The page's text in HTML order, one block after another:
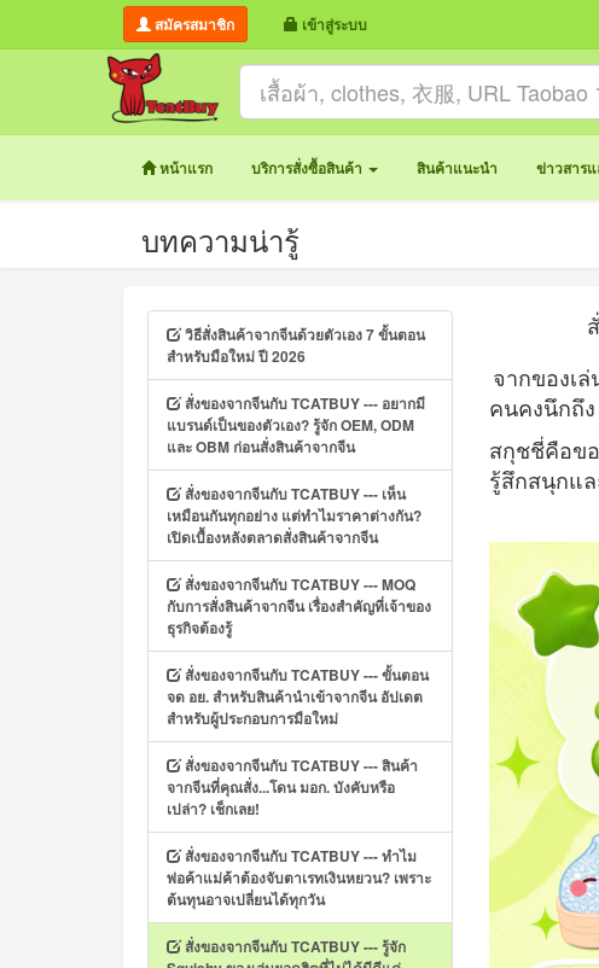
สมัครสมาชิก เข้าสู่ระบบ
หน้าแรก บริการสั่งซื้อสินค้า สินค้าแนะนำ ข่าวสาร
บทความน่ารู้
วิธีสั่งสินค้าจากจีนด้วยตัวเอง 7 ขั้นตอน
สำหรับมือใหม่ ปี 2026
สั่งของจากจีนกับ TCATBUY --- อยากมี
แบรนด์เป็นของตัวเอง? รู้จัก OEM, ODM
และ OBM ก่อนสั่งสินค้าจากจีน
สั่งของจากจีนกับ TCATBUY --- เห็น
เหมือนกันทุกอย่าง แต่ทำไมราคาต่างกัน?
เปิดเบื้องหลังตลาดสั่งสินค้าจากจีน
สั่งของจากจีนกับ TCATBUY --- MOQ
กับการสั่งสินค้าจากจีน เรื่องสำคัญที่เจ้าของ
ธุรกิจต้องรู้
สั่งของจากจีนกับ TCATBUY --- ขั้นตอน
จด อย. สำหรับสินค้านำเข้าจากจีน อัปเดต
สำหรับผู้ประกอบการมือใหม่
สั่งของจากจีนกับ TCATBUY --- สินค้า
จากจีนที่คุณสั่ง...โดน มอก. บังคับหรือ
เปล่า? เช็กเลย!
สั่งของจากจีนกับ TCATBUY --- ทำไม
พ่อค้าแม่ค้าต้องจับตาเรทเงินหยวน? เพราะ
ต้นทุนอาจเปลี่ยนได้ทุกวัน
สั่งของจากจีนกับ TCATBUY --- รู้จัก
จากของเ
คนคงนึกถึง
สกุชชี่คือข
รู้สึกสนุกแ